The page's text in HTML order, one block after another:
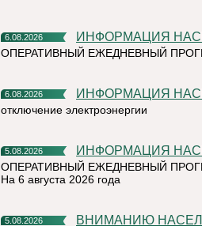
6.08.2026 ИНФОРМАЦИЯ
ОПЕРАТИВНЫЙ ЕЖЕДНЕВНЫЙ
6.08.2026 ИНФОРМАЦИЯ
отключение электроэнергии
5.08.2026 ИНФОРМАЦИЯ
ОПЕРАТИВНЫЙ ЕЖЕДНЕВНЫЙ
На 6 августа 2026 года
5.08.2026 ВНИМАНИЮ